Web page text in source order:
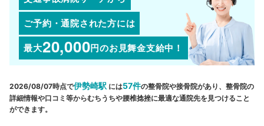
ご予約・通院された方には
最大20,000円のお見舞金支給中！
2026/08/07時点で伊勢崎駅 には57件の整骨院や接骨院があり、整骨院の
詳細情報や口コミ等からむちうちや腰椎捻挫に最適な通院先を見つけること
ができます。